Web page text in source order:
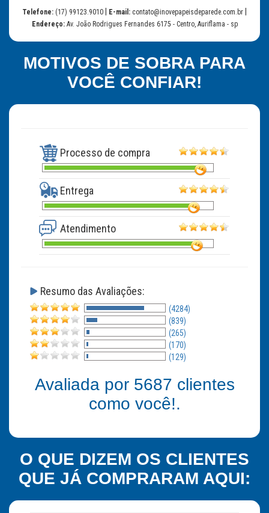
Telefone: (17) 99123.9010 E-mail: contato@inovepapeisdeparede.com.br
Endereço: Av. João Rodrigues Fernandes 6175 - Centro, Auriflama - sp
MOTIVOS DE SOBRA PARA
VOCÊ CONFIAR!
Processo de compra
Entrega
Atendimento
Resumo das Avaliações:
(4284)
(839)
(265)
(170)
(129)
Avaliada por 5687 clientes
como você!.
O QUE DIZEM OS CLIENTES
QUE JÁ COMPRARAM AQUI: